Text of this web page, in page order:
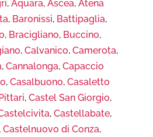
, Aquara, Ascea, Atena
, Baronissi, Battipaglia,
, Bracigliano, Buccino,
, Calvanico, Camerota,
, Cannalonga, Capaccio
, Casalbuono, Casaletto
, Castel San Giorgio,
, Castellabate,
, Castelnuovo di Conza,